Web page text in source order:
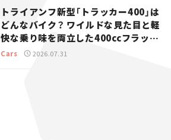
トライアンフ新型「トラッカー400」は
どんなバイク？ ワイルドな見た目と軽
快な乗り味を両立した400ccフラット
トラッカー【試乗レビュー】
Cars 2026.07.31